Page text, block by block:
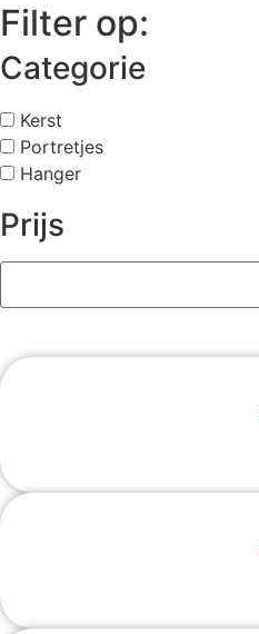
Filter op:
Categorie
Kerst
Portretjes
Hanger
Prijs